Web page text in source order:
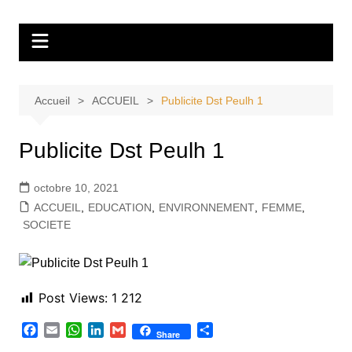
contenu
Tvdescollines
Accueil ACCUEIL Publicite Dst Peulh 1
Publicite Dst Peulh 1
octobre 10, 2021
ACCUEIL
EDUCATION ENVIRONNEMENT, FEMME,
SOCIETE
Post Views: 1 212
W
G
Share